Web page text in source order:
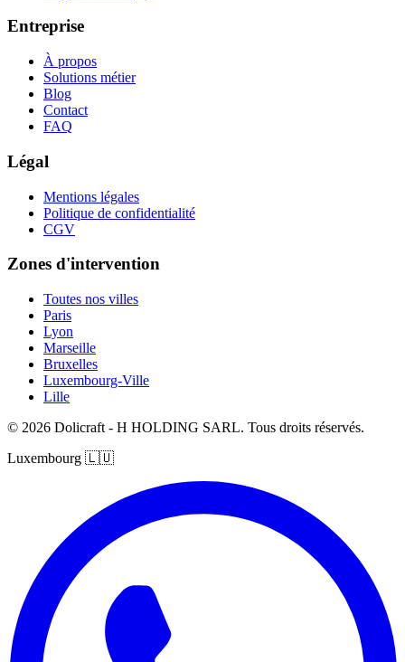
Entreprise
À propos
Solutions métier
Blog
Contact
FAQ
Légal
Mentions légales
Politique de confidentialité
CGV
Zones d'intervention
Toutes nos villes
Paris
Lyon
Marseille
Bruxelles
Luxembourg-Ville
Lille
© 2026 Dolicraft - H HOLDING SARL. Tous droits réservés.
Luxembourg 🇱🇺